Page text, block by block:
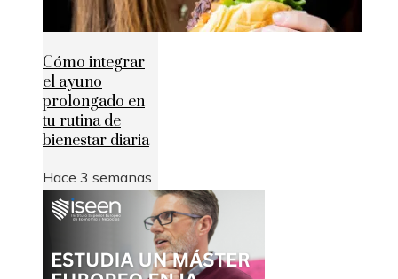
Cómo integrar
el ayuno
prolongado en
tu rutina de
bienestar diaria
Hace 3 semanas